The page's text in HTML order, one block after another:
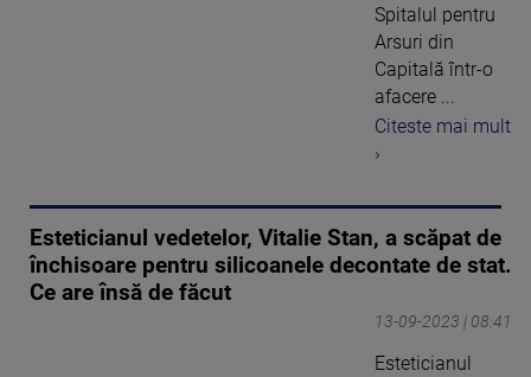
Spitalul pentru
Arsuri din
Capitală într-o
afacere ...
Citeste mai mult
›
Esteticianul vedetelor, Vitalie Stan, a scăpat de
închisoare pentru silicoanele decontate de stat.
Ce are însă de făcut
13-09-2023 | 08:41
Esteticianul